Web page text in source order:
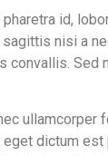
id,
nisi a
convallis. Sed
ullamcorper
dictum est